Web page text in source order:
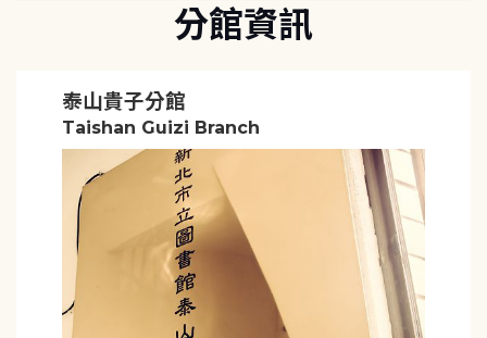
分館資訊
泰山貴子分館
Taishan Guizi Branch